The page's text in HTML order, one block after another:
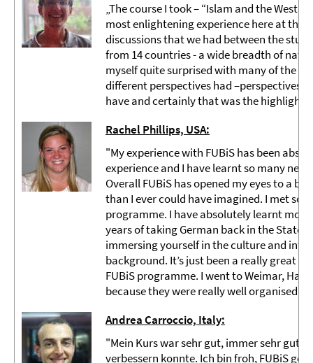
„The course I took – “Islam and the
most enlightening experience here at the
discussions that we had between the
from 14 countries - a wide breadth of
myself quite surprised with many of the
different perspectives had –perspectives
have and certainly that was the highlight
Rachel Phillips, USA:
"My experience with FUBiS has been
experience and I have learnt so many
Overall FUBiS has opened my eyes to a
than I ever could have imagined. I met so
programme. I have absolutely learnt
years of taking German back in the
immersing yourself in the culture and
background. It’s just been a really great
FUBiS programme. I went to Weimar,
because they were really well organised."
Andrea Carroccio, Italy:
"Mein Kurs war sehr gut, immer sehr gut
verbessern konnte. Ich bin froh, FUBiS